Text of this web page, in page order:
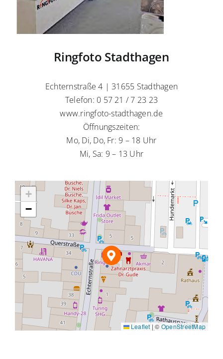
Ringfoto Stadthagen
Echternstraße 4 | 31655 Stadthagen
Telefon: 0 57 21 / 7 23 23
www.ringfoto-stadthagen.de
Öffnungszeiten:
Mo, Di, Do, Fr: 9 – 18 Uhr
Mi, Sa: 9 – 13 Uhr
+
−
Leaflet | © OpenStreetMap